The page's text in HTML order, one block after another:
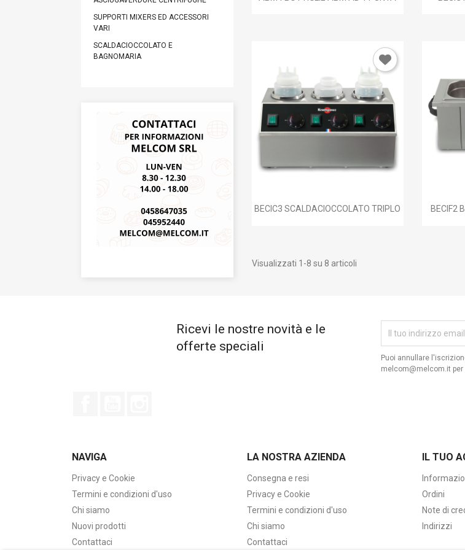
SUPPORTI MIXERS ED ACCESSORI
VARI
SCALDACIOCCOLATO E
BAGNOMARIA
Anteprima
BECIC3 SCALDACIOCCOLATO TRIPLO BECIF2
Visualizzati 1-8 su 8 articoli
Ricevi le nostre novità e le
offerte speciali
Puoi annullare
melcom@melcom.it
NAVIGA
Privacy e Cookie
Termini e condizioni d'uso
Chi siamo
Nuovi prodotti
Contattaci
LA NOSTRA AZIENDA
Consegna e resi
Privacy e Cookie
Termini e condizioni d'uso
Chi siamo
Contattaci
IL TUO
Ordini
Note di
Indirizzi